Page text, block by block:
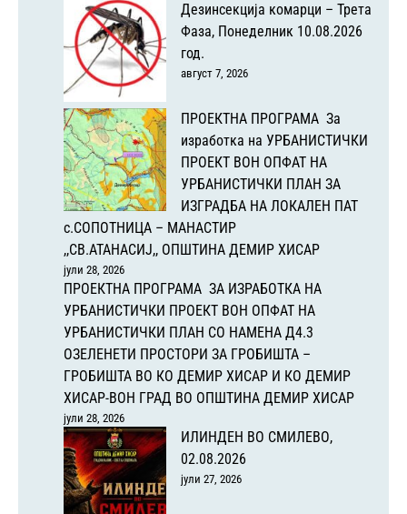
Дезинсекција комарци – Трета
Фаза, Понеделник 10.08.2026
год.
август 7, 2026
ПРОЕКТНА ПРОГРАМА За
изработка на УРБАНИСТИЧКИ
ПРОЕКТ ВОН ОПФАТ НА
УРБАНИСТИЧКИ ПЛАН ЗА
ИЗГРАДБА НА ЛОКАЛЕН ПАТ
с.СОПОТНИЦА – МАНАСТИР
,,СВ.АТАНАСИЈ,, ОПШТИНА ДЕМИР ХИСАР
јули 28, 2026
ПРОЕКТНА ПРОГРАМА ЗА ИЗРАБОТКА НА
УРБАНИСТИЧКИ ПРОЕКТ ВОН ОПФАТ НА
УРБАНИСТИЧКИ ПЛАН СО НАМЕНА Д4.3
ОЗЕЛЕНЕТИ ПРОСТОРИ ЗА ГРОБИШТА –
ГРОБИШТА ВО КО ДЕМИР ХИСАР И КО ДЕМИР
ХИСАР-ВОН ГРАД ВО ОПШТИНА ДЕМИР ХИСАР
јули 28, 2026
ИЛИНДЕН ВО СМИЛЕВО,
02.08.2026
јули 27, 2026